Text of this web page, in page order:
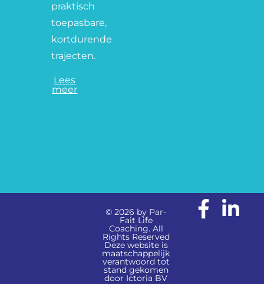
praktisch
toepasbare,
kortdurende
trajecten.
Lees
meer
© 2026 by Par-
Fait Life
Coaching. All
Rights Reserved
Deze website is
maatschappelijk
verantwoord tot
stand gekomen
door Ictoria BV